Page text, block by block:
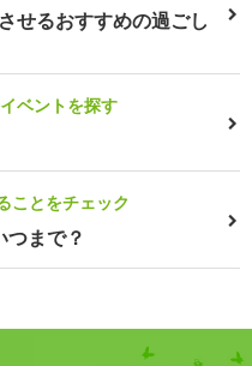
せるおすすめの過ごし
ベントを探す
ことをチェック
まで？